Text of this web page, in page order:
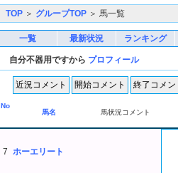
TOP ＞ グループTOP ＞ 馬一覧
一覧 最新状況 ランキング
自分不器用ですから プロフィール
No
馬名
馬状況コメント
7 ホーエリート